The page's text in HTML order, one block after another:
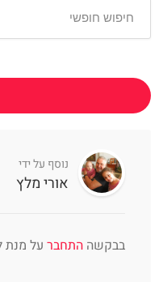
נוסף על ידי
אורי מלץ
בבקשה התחבר על מנת